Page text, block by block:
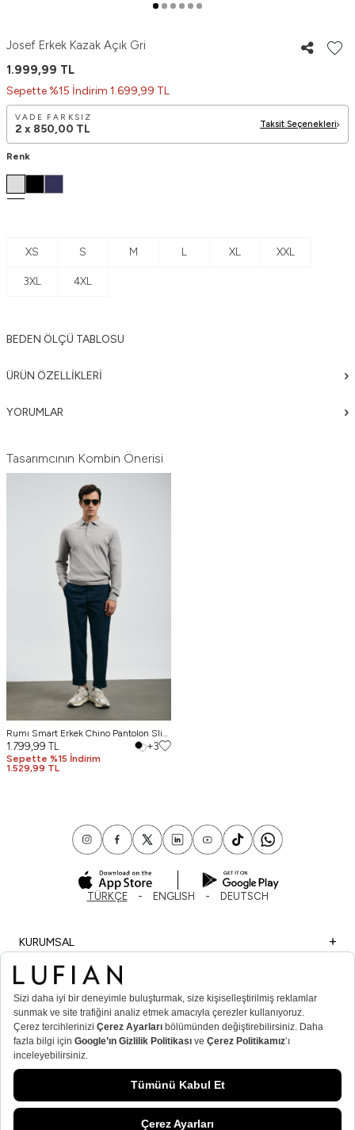
Josef Erkek Kazak Açık Gri
1.999,99 TL
Sepette %15 İndirim 1.699,99 TL
VADE FARKSIZ
2 x 850,00 TL Taksit Seçenekleri
Renk
XS S M L XL XXL
3XL 4XL
BEDEN ÖLÇÜ TABLOSU
ÜRÜN ÖZELLIKLERI
YORUMLAR
Tasarımcının Kombin Önerisi
Rumı Smart Erkek Chino Pantolon Slim
Fit Lacivert
1.799,99 TL
Sepette %15 İndirim
1.529,99 TL
+3
TÜRKÇE ENGLISH DEUTSCH
KURUMSAL
ALIŞVERİŞ
ÖNEMLİ BİLGİLER
ÜYE
ERKEK POPÜLER KATEGORİLER
KADIN POPÜLER KATEGORİLER
© Lufian.com 2026 Tüm Hakları Saklıdır